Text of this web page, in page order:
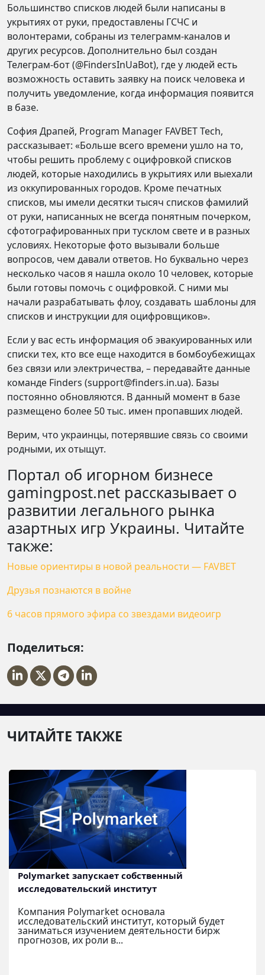
Большинство списков людей были написаны в
укрытиях от руки, предоставлены ГСЧС и
волонтерами, собраны из телеграмм-каналов и
других ресурсов. Дополнительно был создан
Телеграм-бот (@FindersInUaBot), где у людей есть
возможность оставить заявку на поиск человека и
получить уведомление, когда информация появится
в базе.
София Драпей, Program Manager FAVBET Tech,
рассказывает: «Больше всего времени ушло на то,
чтобы решить проблему с оцифровкой списков
людей, которые находились в укрытиях или выехали
из оккупированных городов. Кроме печатных
списков, мы имели десятки тысяч списков фамилий
от руки, написанных не всегда понятным почерком,
сфотографированных при тусклом свете и в разных
условиях. Некоторые фото вызывали больше
вопросов, чем давали ответов. Но буквально через
несколько часов я нашла около 10 человек, которые
были готовы помочь с оцифровкой. С ними мы
начали разрабатывать флоу, создавать шаблоны для
списков и инструкции для оцифровщиков».
Если у вас есть информация об эвакуированных или
списки тех, кто все еще находится в бомбоубежищах
без связи или электричества, – передавайте данные
команде Finders (support@finders.in.ua). Базы
постоянно обновляются. В данный момент в базе
размещено более 50 тыс. имен пропавших людей.
Верим, что украинцы, потерявшие связь со своими
родными, их отыщут.
Портал об игорном бизнесе
gamingpost.net рассказывает о
развитии легального рынка
азартных игр Украины. Читайте
также:
Новые ориентиры в новой реальности — FAVBET
Друзья познаются в войне
6 часов прямого эфира со звездами видеоигр
Поделиться:
ЧИТАЙТЕ ТАКЖЕ
Polymarket запускает собственный
исследовательский институт
Компания Polymarket основала
исследовательский институт, который будет
заниматься изучением деятельности бирж
прогнозов, их роли в...